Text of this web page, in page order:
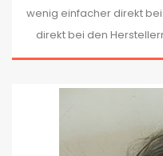
wenig einfacher direkt
direkt bei den